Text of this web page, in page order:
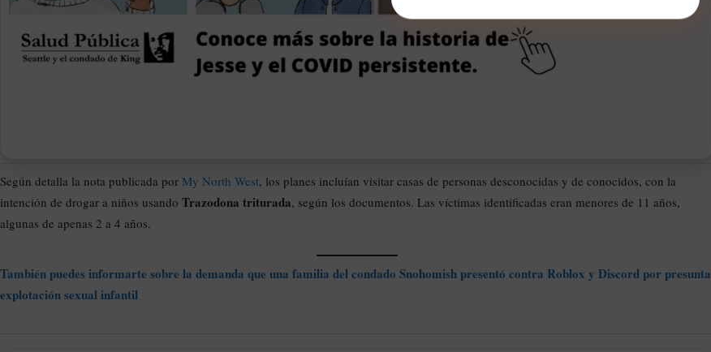
Según detalla la nota publicada por My North West, los planes incluían visitar casas de personas desconocidas y de conocidos, con la
intención de drogar a niños usando Trazodona triturada, según los documentos. Las víctimas identificadas eran menores de 11 años,
algunas de apenas 2 a 4 años.
También puedes informarte sobre la demanda que una familia del condado Snohomish presentó contra Roblox y Discord por presunta
explotación sexual infantil